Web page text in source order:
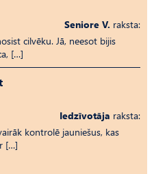
Seniore V. raksta:
cilvēku. Jā, neesot bijis
[…]
Iedzīvotāja raksta:
kontrolē jauniešus, kas
[…]